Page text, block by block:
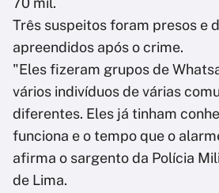
Três suspeitos foram presos e
apreendidos após o crime.
"Eles fizeram grupos de
vários indivíduos de várias
diferentes. Eles já tinham
funciona e o tempo que o
afirma o sargento da Polícia
de Lima.